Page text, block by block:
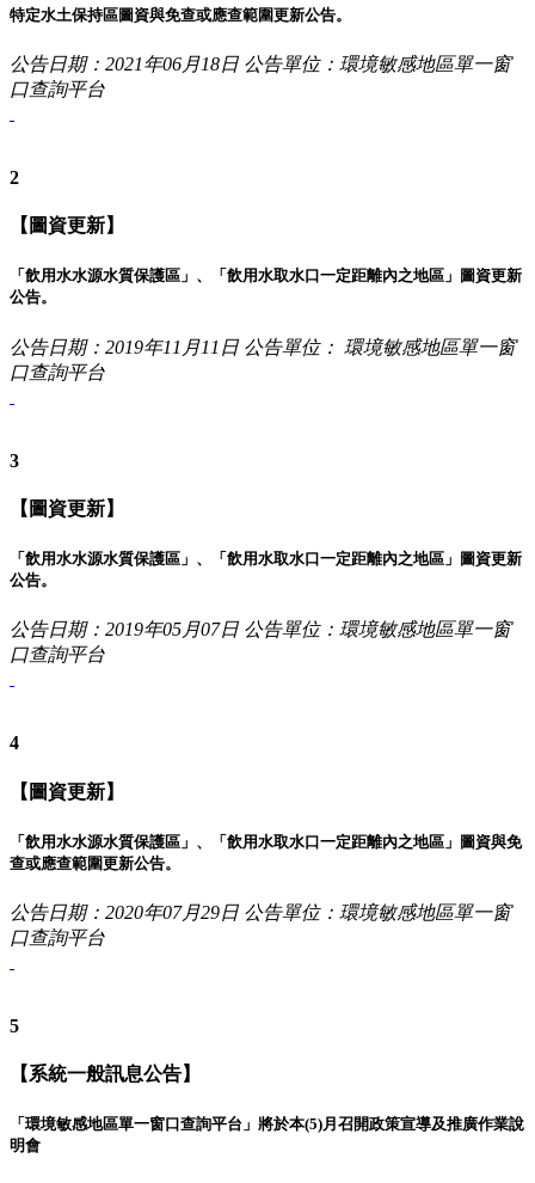
特定水土保持區圖資與免查或應查範圍更新公告。
公告日期：2021年06月18日 公告單位：環境敏感地區單一窗
口查詢平台
2
【圖資更新】
「飲用水水源水質保護區」、「飲用水取水口一定距離內之地區」圖資更新
公告。
公告日期：2019年11月11日 公告單位： 環境敏感地區單一窗
口查詢平台
3
【圖資更新】
「飲用水水源水質保護區」、「飲用水取水口一定距離內之地區」圖資更新
公告。
公告日期：2019年05月07日 公告單位：環境敏感地區單一窗
口查詢平台
4
【圖資更新】
「飲用水水源水質保護區」、「飲用水取水口一定距離內之地區」圖資與免
查或應查範圍更新公告。
公告日期：2020年07月29日 公告單位：環境敏感地區單一窗
口查詢平台
5
【系統一般訊息公告】
「環境敏感地區單一窗口查詢平台」將於本(5)月召開政策宣導及推廣作業說
明會